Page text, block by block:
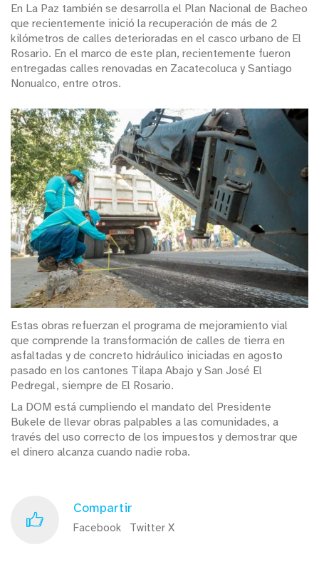
En La Paz también se desarrolla el Plan Nacional de Bacheo
que recientemente inició la recuperación de más de 2
kilómetros de calles deterioradas en el casco urbano de El
Rosario. En el marco de este plan, recientemente fueron
entregadas calles renovadas en Zacatecoluca y Santiago
Nonualco, entre otros.
Estas obras refuerzan el programa de mejoramiento vial
que comprende la transformación de calles de tierra en
asfaltadas y de concreto hidráulico iniciadas en agosto
pasado en los cantones Tilapa Abajo y San José El
Pedregal, siempre de El Rosario.
La DOM está cumpliendo el mandato del Presidente
Bukele de llevar obras palpables a las comunidades, a
través del uso correcto de los impuestos y demostrar que
el dinero alcanza cuando nadie roba.
Compartir
Facebook Twitter X